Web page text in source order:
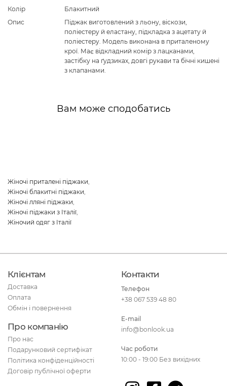
Колір
Блакитний
Опис
Піджак виготовлений з льону, віскози,
поліестеру й еластану, підкладка з ацетату й
поліестеру. Модель виконана в приталеному
крої. Має відкладний комір з лацканами,
застібку на ґудзиках, довгі рукави та бічні кишені
з клапанами.
Вам може сподобатись
Жіночі приталені піджаки
Жіночі блакитні піджаки
Жіночі лляні піджаки
Жіночі піджаки з Італії
Жіночий одяг з Італії
Клієнтам
Доставка
Оплата
Обмін і повернення
Про компанію
Про нас
Подарунковий сертифікат
Політика конфіденційності
Договір публічної оферти
Контакти
Телефон
+38 067 539 48 80
E-mail
info@bonlook.ua
Час роботи
10:00 - 19:00 Без вихідних